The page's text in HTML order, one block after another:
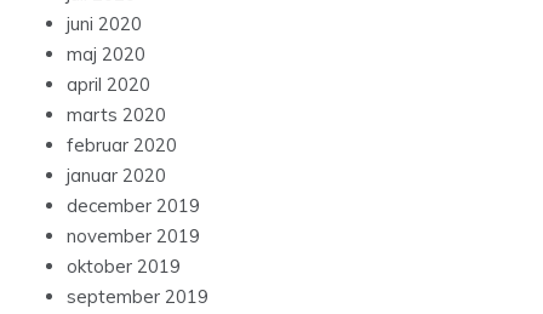
juni 2020
maj 2020
april 2020
marts 2020
februar 2020
januar 2020
december 2019
november 2019
oktober 2019
september 2019